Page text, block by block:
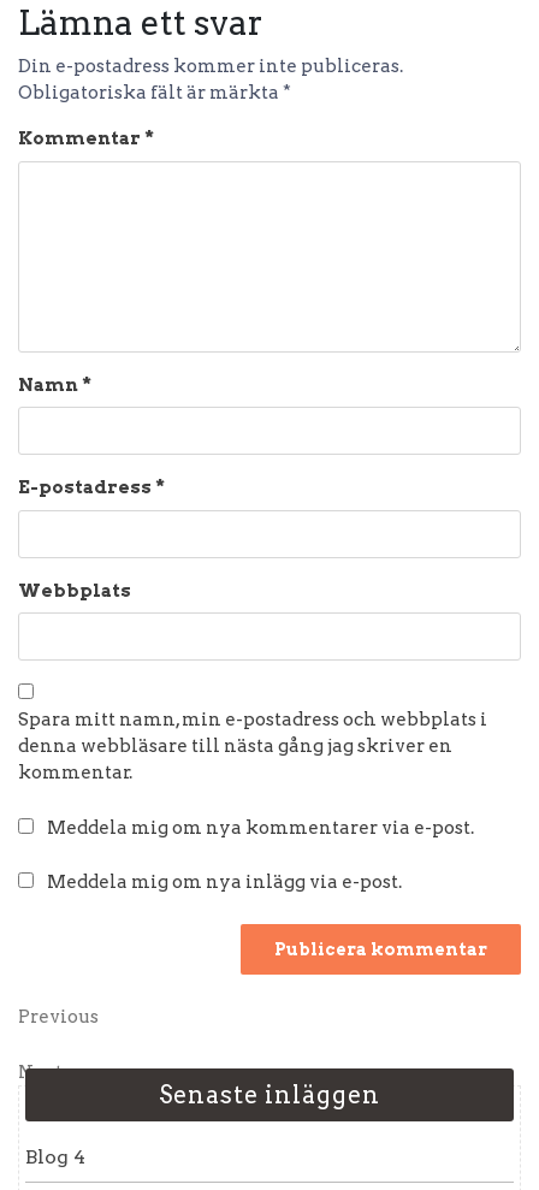
Lämna ett svar
Din e-postadress kommer inte publiceras.
Obligatoriska fält är märkta *
Kommentar *
Namn*
E-postadress *
Webbplats
Spara mitt namn, min e-postadress och webbplats i
denna webbläsare till nästa gång jag skriver en
kommentar.
Meddela mig om nya kommentarer via e-post.
Meddela mig om nya inlägg via e-post.
Inläggsnavigering
Previous
Previous
Next
Post
Next
Senaste inläggen
Blog 4